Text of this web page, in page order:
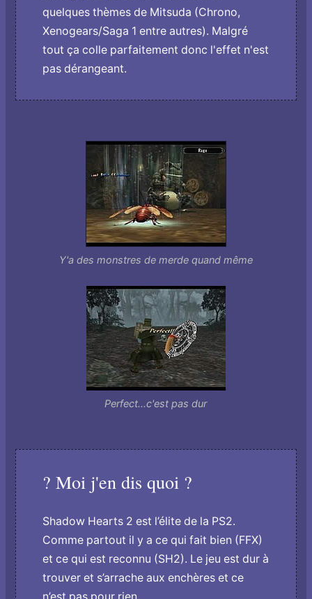
quelques thèmes de Mitsuda (Chrono,
Xenogears/Saga 1 entre autres). Malgré
tout ça colle parfaitement donc l'effet n'est
pas dérangeant.
Y'a des monstres de merde quand même
Perfect...c'est pas dur
? Moi j'en dis quoi ?
Shadow Hearts 2 est l’élite de la PS2.
Comme partout il y a ce qui fait bien (FFX)
et ce qui est reconnu (SH2). Le jeu est dur à
trouver et s’arrache aux enchères et ce
n’est pas pour rien.